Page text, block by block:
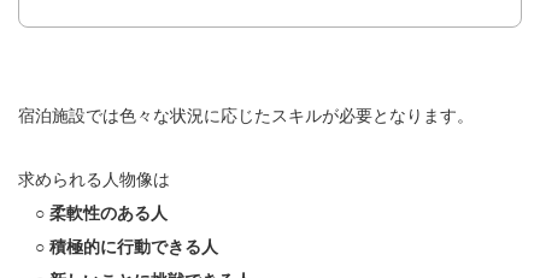
宿泊施設では色々な状況に応じたスキルが必要となります。
求められる人物像は
○ 柔軟性のある人
○ 積極的に行動できる人